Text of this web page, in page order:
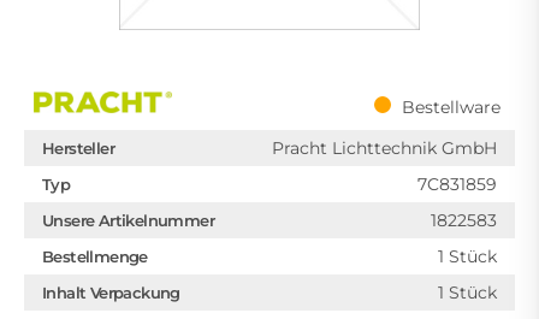
Bestellware
Hersteller Pracht Lichttechnik GmbH
Typ 7C831859
Unsere Artikelnummer 1822583
Bestellmenge 1 Stück
Inhalt Verpackung 1 Stück